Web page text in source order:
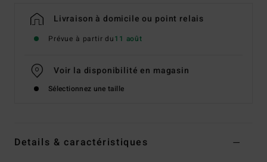
Livraison à domicile ou point relais
Prévue à partir du11 août
Voir la disponibilité en magasin
Sélectionnez une taille
Details & caractéristiques